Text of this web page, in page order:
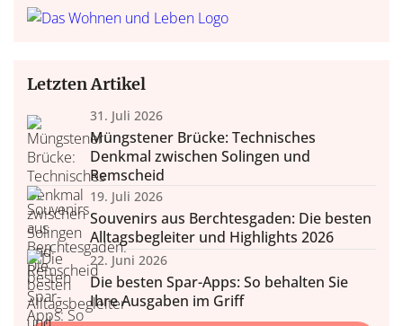
Letzten Artikel
31. Juli 2026
Müngstener Brücke: Technisches
Denkmal zwischen Solingen und
Remscheid
19. Juli 2026
Souvenirs aus Berchtesgaden: Die besten
Alltagsbegleiter und Highlights 2026
22. Juni 2026
Die besten Spar-Apps: So behalten Sie
Ihre Ausgaben im Griff